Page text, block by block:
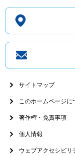
サイトマップ
このホームページに
著作権・免責事項
個人情報
ウェブアクセシビリ